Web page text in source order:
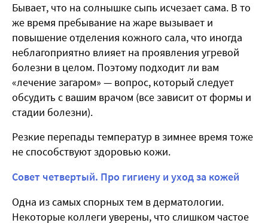
Бывает, что на солнышке сыпь исчезает сама. В то
же время пребывание на жаре вызывает и
повышение отделения кожного сала, что иногда
неблагоприятно влияет на проявления угревой
болезни в целом. Поэтому подходит ли вам
«лечение загаром» — вопрос, который следует
обсудить с вашим врачом (все зависит от формы и
стадии болезни).
Резкие перепады температур в зимнее время тоже
не способствуют здоровью кожи.
Совет четвертый. Про гигиену и уход за кожей
Одна из самых спорных тем в дерматологии.
Некоторые коллеги уверены, что слишком частое